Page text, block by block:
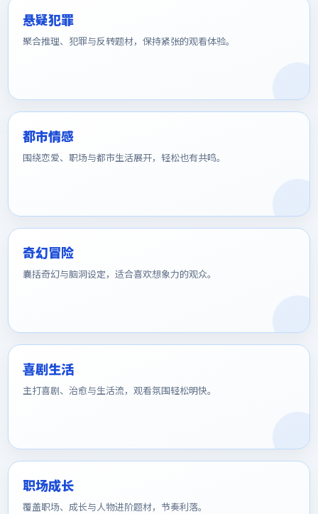
悬疑犯罪
聚合推理、犯罪与反转题材，保持紧张的观看体验。
都市情感
围绕恋爱、职场与都市生活展开，轻松也有共鸣。
奇幻冒险
囊括奇幻与脑洞设定，适合喜欢想象力的观众。
喜剧生活
主打喜剧、治愈与生活流，观看氛围轻松明快。
职场成长
覆盖职场、成长与人物进阶题材，节奏利落。